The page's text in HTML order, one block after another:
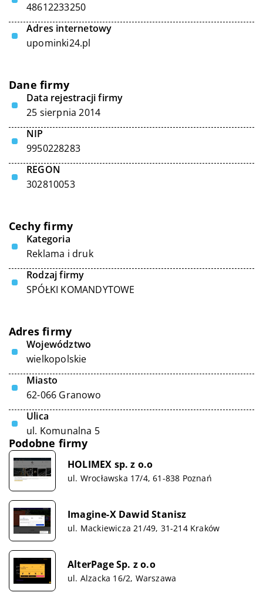
48612233250
Adres internetowy
upominki24.pl
Dane firmy
Data rejestracji firmy
25 sierpnia 2014
NIP
9950228283
REGON
302810053
Cechy firmy
Kategoria
Reklama i druk
Rodzaj firmy
SPÓŁKI KOMANDYTOWE
Adres firmy
Województwo
wielkopolskie
Miasto
62-066 Granowo
Ulica
ul. Komunalna 5
Podobne firmy
HOLIMEX sp. z o.o
ul. Wrocławska 17/4, 61-838 Poznań
Imagine-X Dawid Stanisz
ul. Mackiewicza 21/49, 31-214 Kraków
AlterPage Sp. z o.o
ul. Alzacka 16/2, Warszawa